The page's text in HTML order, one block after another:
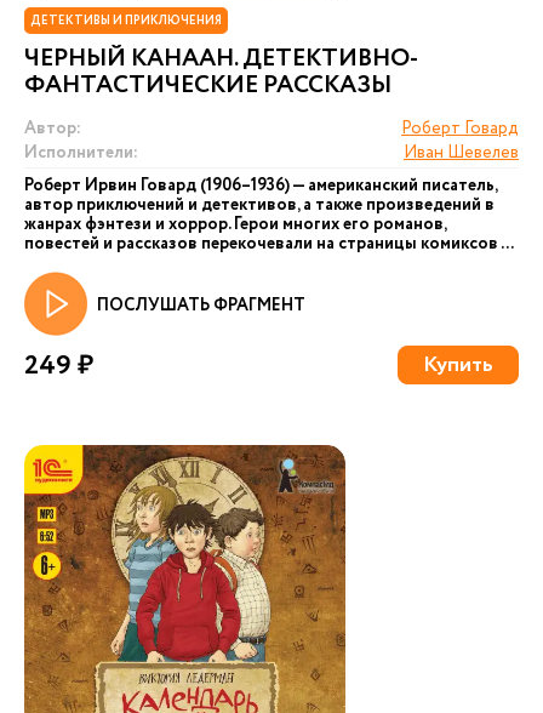
ДЕТЕКТИВЫ И ПРИКЛЮЧЕНИЯ
ЧЕРНЫЙ КАНААН. ДЕТЕКТИВНО-
ФАНТАСТИЧЕСКИЕ РАССКАЗЫ
Автор:
Роберт Говард
Исполнители:
Иван Шевелев
Роберт Ирвин Говард (1906–1936) — американский писатель,
автор приключений и детективов, а также произведений в
жанрах фэнтези и хоррор. Герои многих его романов,
повестей и рассказов перекочевали на страницы комиксов ...
ПОСЛУШАТЬ ФРАГМЕНТ
249 ₽ Купить